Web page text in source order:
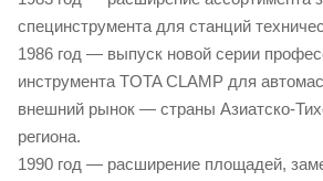
специнструмента для станций
1986 год — выпуск новой серии
инструмента TOTA CLAMP для
внешний рынок — страны Азиатско-
региона.
1990 год — расширение площадей,